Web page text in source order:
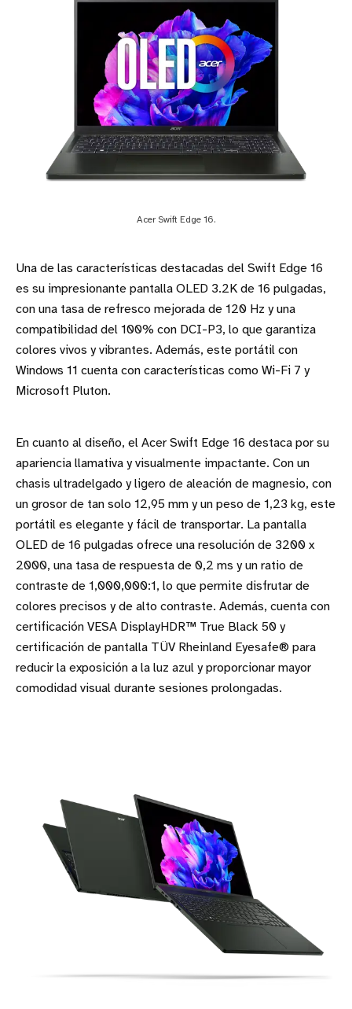
Acer Swift Edge 16.
Una de las características destacadas del Swift Edge 16
es su impresionante pantalla OLED 3.2K de 16 pulgadas,
con una tasa de refresco mejorada de 120 Hz y una
compatibilidad del 100% con DCI-P3, lo que garantiza
colores vivos y vibrantes. Además, este portátil con
Windows 11 cuenta con características como Wi-Fi 7 y
Microsoft Pluton.
En cuanto al diseño, el Acer Swift Edge 16 destaca por su
apariencia llamativa y visualmente impactante. Con un
chasis ultradelgado y ligero de aleación de magnesio, con
un grosor de tan solo 12,95 mm y un peso de 1,23 kg, este
portátil es elegante y fácil de transportar. La pantalla
OLED de 16 pulgadas ofrece una resolución de 3200 x
2000, una tasa de respuesta de 0,2 ms y un ratio de
contraste de 1,000,000:1, lo que permite disfrutar de
colores precisos y de alto contraste. Además, cuenta con
certificación VESA DisplayHDR™ True Black 50 y
certificación de pantalla TÜV Rheinland Eyesafe® para
reducir la exposición a la luz azul y proporcionar mayor
comodidad visual durante sesiones prolongadas.